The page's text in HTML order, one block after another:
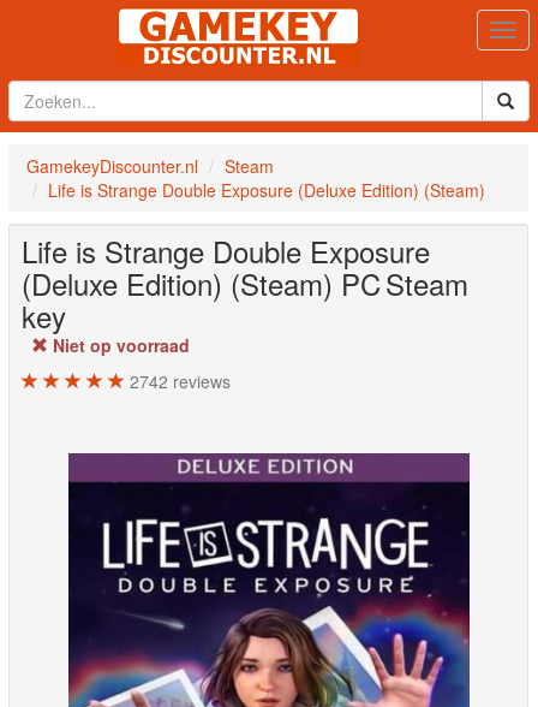
GamekeyDiscounter.nl
Steam
Life is Strange Double Exposure (Deluxe Edition) (Steam)
Life is Strange Double Exposure
(Deluxe Edition) (Steam) PCSteam
key
Niet op voorraad
2742 reviews